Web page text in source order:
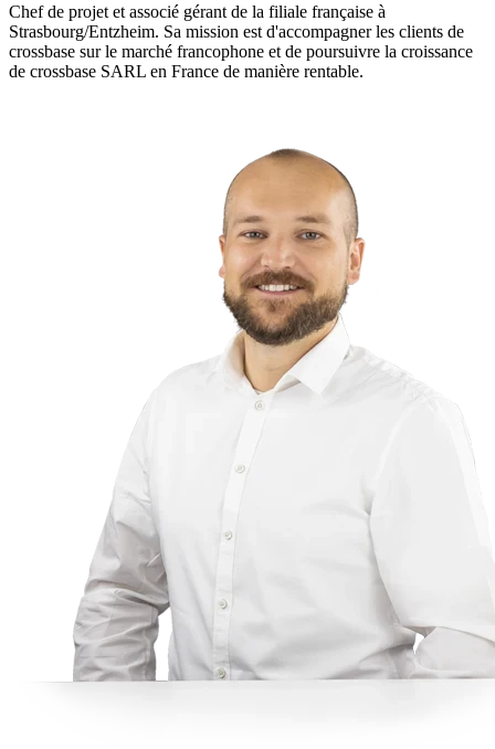
Chef de projet et associé gérant de la filiale française à
Strasbourg/Entzheim. Sa mission est d'accompagner les clients de
crossbase sur le marché francophone et de poursuivre la croissance
de crossbase SARL en France de manière rentable.